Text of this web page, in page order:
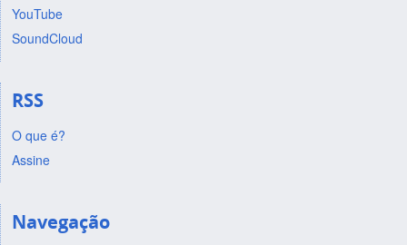
YouTube
SoundCloud
RSS
O que é?
Assine
Navegação